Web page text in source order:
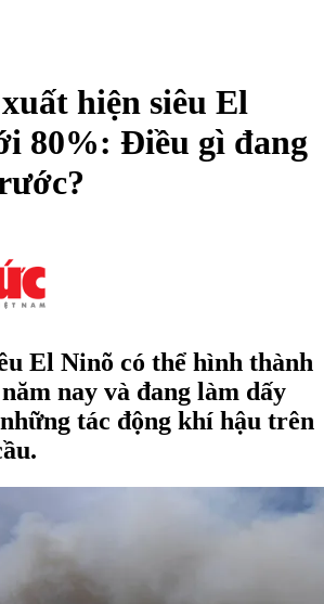
hiện siêu El
80%: Điều gì đang
El Ninõ có thể hình thành
nay và đang làm dấy
tác động khí hậu trên